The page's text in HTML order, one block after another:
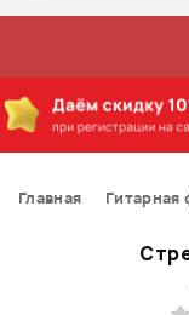
Главная Гитарная